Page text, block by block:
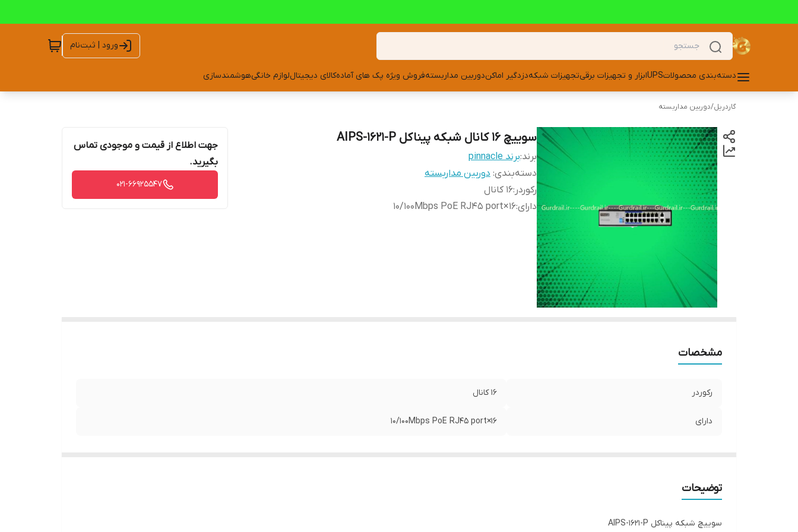
ورود | ثبت‌نام
دسته‌بندی محصولاتUPSابزار و تجهیزات برقیتجهیزات شبکهدزدگیر اماکندوربین مداربستهفروش ویژه پک های آمادهکالای دیجیتاللوازم خانگیهوشمندسازی
گاردریل/دوربین مداربسته
سوییچ 16 کانال شبکه پیناکل AIPS-1621-P
برند:برند pinnacle
دسته‌بندی: دوربین مداربسته
رکوردر :16 کانال
دارای:
16×10/100Mbps PoE RJ45 port
جهت اطلاع از قیمت و موجودی تماس
بگیرید.
021-66925547
مشخصات
رکوردر 16 کانال
دارای 16×10/100Mbps PoE RJ45 port
توضیحات
سوییچ شبکه پیناکل AIPS-1621-P